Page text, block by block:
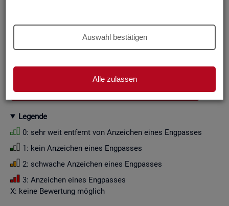
Auswahl bestätigen
Alle zulassen
Zah­len­wer­te i. d. R. auf Viel­fa­che von Zehn ge­run­det (siehe
die Fil­ter­mög­lich­kei­ten und die an­ge­zeig­ten Daten.
GESAMTDOWNLOAD ENGPASSANALYSE ALS CSV
Le­gen­de
0: sehr weit ent­fernt von An­zei­chen eines Eng­pas­ses
1: kein An­zei­chen eines Eng­pas­ses
2: schwa­che An­zei­chen eines Eng­pas­ses
3: An­zei­chen eines Eng­pas­ses
X: keine Be­wer­tung mög­lich